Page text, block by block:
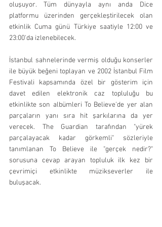
oluşuyor. Tüm dünyayla aynı anda Dice
platformu üzerinden gerçekleştirilecek olan
etkinlik Cuma günü Türkiye saatiyle 12:00 ve
23:00'da izlenebilecek.
İstanbul sahnelerinde vermiş olduğu konserler
ile büyük beğeni toplayan ve 2002 İstanbul Film
Festivali kapsamında özel bir gösterim için
davet edilen elektronik caz topluluğu bu
etkinlikte son albümleri To Believe'de yer alan
parçaların yanı sıra hit şarkılarına da yer
verecek. The Guardian tarafından "yürek
parçalayacak kadar görkemli" sözleriyle
tanımlanan To Believe ile "gerçek nedir?"
sorusuna cevap arayan topluluk ilk kez bir
çevrimiçi etkinlikte müzikseverler ile
buluşacak.